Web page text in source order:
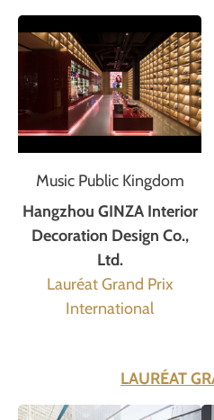
Music Public Kingdom
Hangzhou GINZA Interior
Decoration Design Co.,
Ltd.
Lauréat Grand Prix
International
LAURÉAT